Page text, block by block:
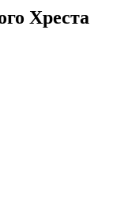
Хреста